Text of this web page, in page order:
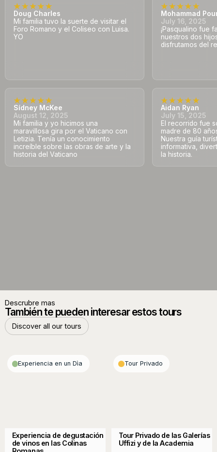
Doug Charles
Mi familia tuvo la suerte de visitar el
Foro Romano y el Coliseo con Luisa.
YO
Mohammad
July 16, 2025
¡Pasqualino fue
nuestros dos
disfrutamos del
Sídney McKee
August 12, 2025
Mi familia y yo hicimos una
maravillosa gira por el Vaticano con
Letizia. Tenía un conocimiento
increíble sobre las obras de arte y la
historia del Vaticano
Aidan Ryan
July 15, 2025
El recorrido fue
madre de 80
Nuestra guía
informativa,
la historia.
Descrubre mas
También te pueden interesar estos tours
Discover all our tours
Discover all our tours
Experiencia en un Dìa
Experiencia de degustación
de vinos en las Colinas
Tour Privado
Tour Privado de las Galerías
Uffizi y de la Academia